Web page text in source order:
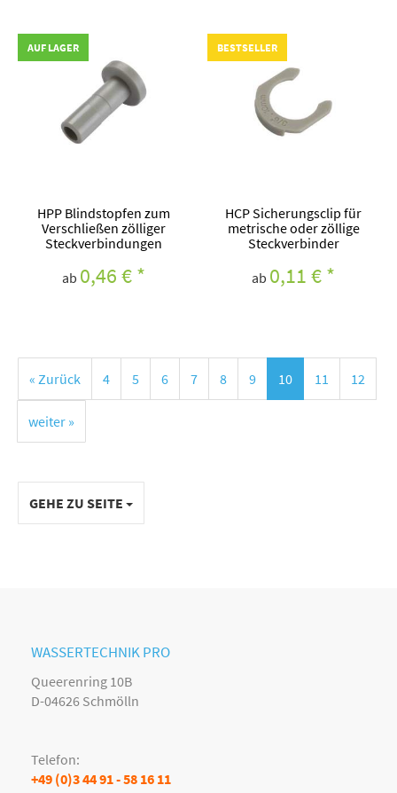
AUF LAGER
HPP Blindstopfen zum
Verschließen zölliger
Steckverbindungen
ab 0,46 €*
BESTSELLER
HCP Sicherungsclip für
metrische oder zöllige
Steckverbinder
ab 0,11 €*
« Zurück 4 5 6 7 8 9 10 11 12
weiter »
GEHE ZU SEITE
WASSERTECHNIK PRO
Queerenring 10B
D-04626 Schmölln
Telefon:
+49 (0)3 44 91 - 58 16 11